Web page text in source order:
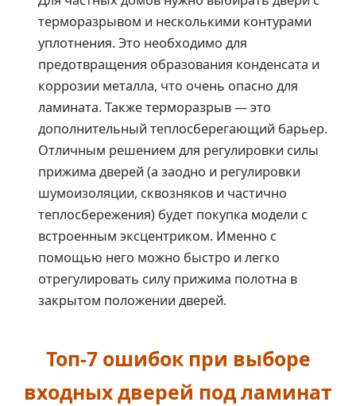
терморазрывом и несколькими контурами
уплотнения. Это необходимо для
предотвращения образования конденсата и
коррозии металла, что очень опасно для
ламината. Также терморазрыв — это
дополнительный теплосберегающий барьер.
Отличным решением для регулировки силы
прижима дверей (а заодно и регулировки
шумоизоляции, сквозняков и частично
теплосбережения) будет покупка модели с
встроенным эксцентриком. Именно с
помощью него можно быстро и легко
отрегулировать силу прижима полотна в
закрытом положении дверей.
Топ-7 ошибок при выборе
входных дверей под ламинат